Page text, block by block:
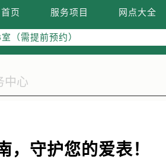
首页 服务项目 网点大全
前预约）
室（需提前预约）
（需提前预约）
前预约）
室（需提前预约）
层3508室（需提前预约）
（需提前预约）
守护您的爱表！